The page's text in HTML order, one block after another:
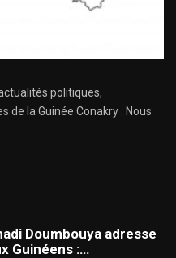
politiques,
de la Guinée Conakry . Nous
Doumbouya adresse
Guinéens :…